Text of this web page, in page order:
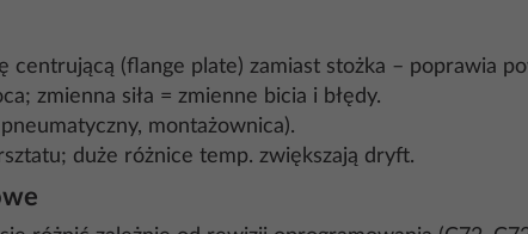
(flange plate) zamiast stożka – poprawia
zmienna siła = zmienne bicia i błędy.
montażownica).
duże różnice temp. zwiększają dryft.